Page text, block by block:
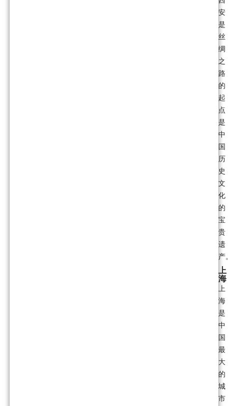
安
是
丝
绸
之
路
的
起
点
是
中
国
历
史
文
化
的
宝
贵
遗
产
上
海
上
海
是
中
国
最
大
的
城
市